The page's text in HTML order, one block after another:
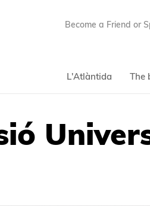
Become a Friend or
L'Atlàntida The